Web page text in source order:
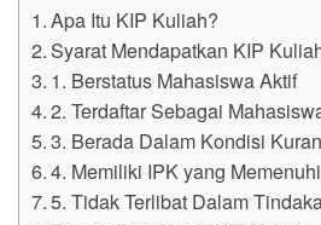
Apa Itu KIP Kuliah?
Syarat Mendapatkan KIP
1. Berstatus Mahasiswa Aktif
2. Terdaftar Sebagai
3. Berada Dalam Kondisi
4. Memiliki IPK yang
5. Tidak Terlibat Dalam